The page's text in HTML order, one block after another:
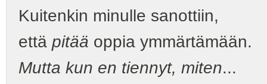
Kuitenkin minulle sanottiin,
että pitää oppia ymmärtämään.
Mutta kun en tiennyt, miten...